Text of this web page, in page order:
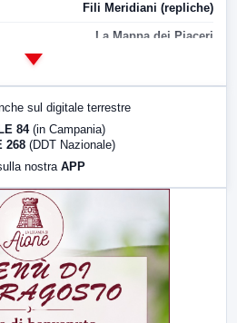
Fili Meridiani (repliche)
La Mappa dei Piaceri
sul digitale terrestre
84 (in Campania)
268 (DDT Nazionale)
nostra APP